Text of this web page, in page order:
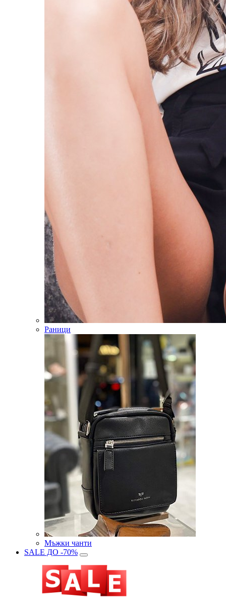
Раници
Мъжки чанти
SALE ДО -70%